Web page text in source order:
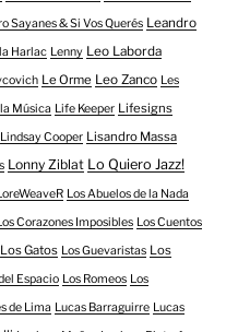
Sayanes & Si Vos Querés Leandro
Harlac Lenny Leo Laborda
Le Orme Leo Zanco Les
Música Life Keeper Lifesigns
Lindsay Cooper Lisandro Massa
Lonny Ziblat Lo Quiero Jazz!
Los Abuelos de la Nada
Corazones Imposibles Los Cuentos
Los Gatos Los Guevaristas Los
Espacio Los Romeos Los
de Lima Lucas Barraguirre Lucas